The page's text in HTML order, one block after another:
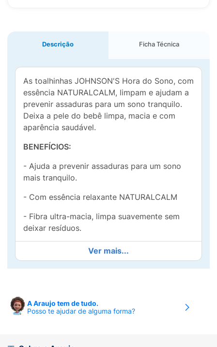
Descrição Ficha Técnica
As toalhinhas JOHNSON'S Hora do Sono, com
essência NATURALCALM, limpam e ajudam a
prevenir assaduras para um sono tranquilo.
Deixa a pele do bebê limpa, macia e com
aparência saudável.
BENEFÍCIOS:
- Ajuda a prevenir assaduras para um sono
mais tranquilo.
- Com essência relaxante NATURALCALM
- Fibra ultra-macia, limpa suavemente sem
deixar resíduos.
- pH fisiológico e hipoalergênico. Testado por
pediatras e dermatologistas
Abra a tampa adesiva e puxe a primeira
toalhinha pelo centro. Após o uso, feche a
Ver mais...
A Araujo tem de tudo.
Posso te ajudar de alguma forma?